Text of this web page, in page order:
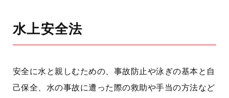
水上安全法
安全に水と親しむための、事故防止や泳ぎの基本と自
己保全、水の事故に遭った際の救助や手当の方法など